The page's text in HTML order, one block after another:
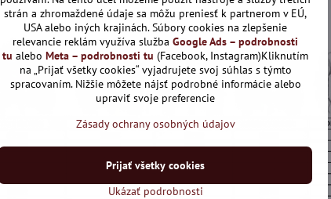
strán a zhromaždené údaje sa môžu preniesť k partnerom v EÚ,
USA alebo iných krajinách. Súbory cookies na zlepšenie
relevancie reklám využíva služba Google Ads – podrobnosti
tu alebo Meta – podrobnosti tu (Facebook, Instagram)Kliknutím
na „Prijať všetky cookies“ vyjadrujete svoj súhlas s týmto
spracovaním. Nižšie môžete nájsť podrobné informácie alebo
upraviť svoje preferencie
Zásady ochrany osobných údajov
Ukázať podrobnosti
Prijať všetky cookies